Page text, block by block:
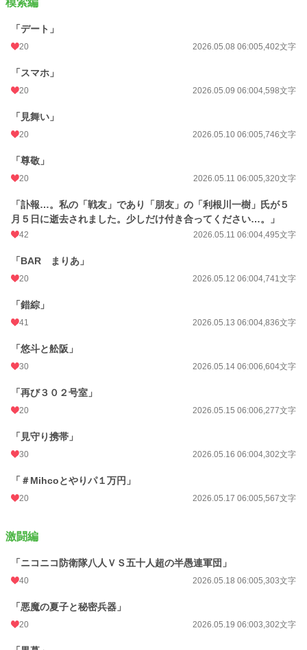
模索編
「デート」
20 2026.05.08 06:005,402文字
「スマホ」
20 2026.05.09 06:004,598文字
「見舞い」
20 2026.05.10 06:005,746文字
「尊敬」
20 2026.05.11 06:005,320文字
「訃報…。私の「戦友」であり「朋友」の「利根川一樹」氏が５
月５日に逝去されました。少しだけ付き合ってください…。」
42 2026.05.11 06:004,495文字
「BAR まりあ」
20 2026.05.12 06:004,741文字
「錯綜」
41 2026.05.13 06:004,836文字
「悠斗と舩阪」
30 2026.05.14 06:006,604文字
「再び３０２号室」
20 2026.05.15 06:006,277文字
「見守り携帯」
30 2026.05.16 06:004,302文字
「＃Mihcoとやりパ１万円」
20 2026.05.17 06:005,567文字
激闘編
「ニコニコ防衛隊八人ＶＳ五十人超の半愚連軍団」
40 2026.05.18 06:005,303文字
「悪魔の夏子と秘密兵器」
20 2026.05.19 06:003,302文字